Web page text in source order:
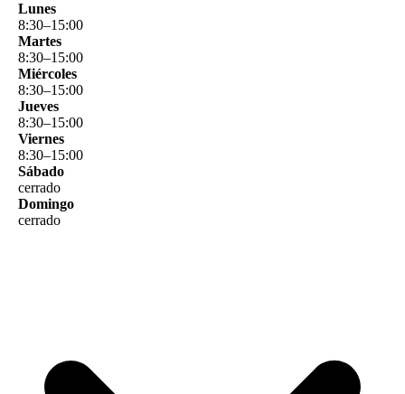
Lunes
8:30–15:00
Martes
8:30–15:00
Miércoles
8:30–15:00
Jueves
8:30–15:00
Viernes
8:30–15:00
Sábado
cerrado
Domingo
cerrado